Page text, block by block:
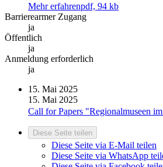
Mehr erfahrenpdf, 94 kb
Barrierearmer Zugang
ja
Öffentlich
ja
Anmeldung erforderlich
ja
15. Mai 2025
15. Mai 2025
Call for Papers "Regionalmuseen
Diese Seite teilen
Diese Seite via E-Mail teilen
Diese Seite via WhatsApp